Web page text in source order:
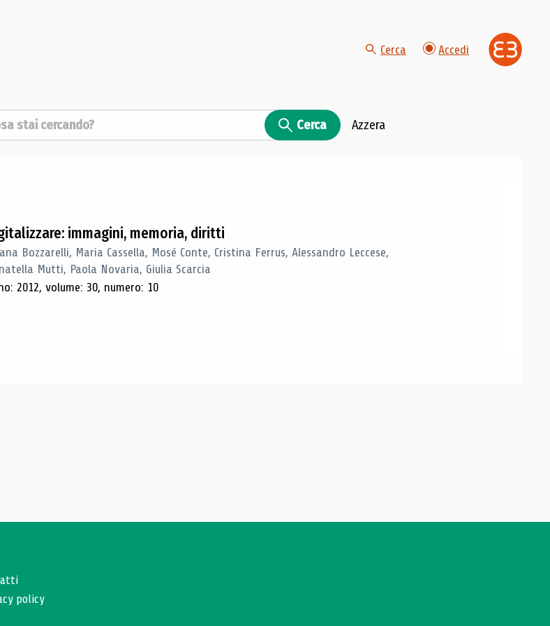
Cerca Accedi
Cerca Azzera
ricerca
immagini, memoria, diritti
Bozzarelli, Maria Cassella, Mosé Conte, Cristina Ferrus, Alessandro Leccese,
Mutti, Paola Novaria, Giulia Scarcia
2012, volume: 30, numero: 10
policy